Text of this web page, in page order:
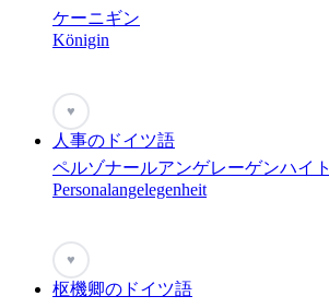
ケーニギン
Königin
♥
人事のドイツ語
ペルゾナールアンゲレーゲンハイト
Personalangelegenheit
♥
枢機卿のドイツ語